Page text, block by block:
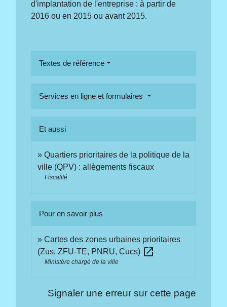
d'implantation de l'entreprise : à partir de
2016 ou en 2015 ou avant 2015.
Textes de référence
Services en ligne et formulaires
Et aussi
Quartiers prioritaires de la politique de la
ville (QPV) : allègements fiscaux
Fiscalité
Pour en savoir plus
Cartes des zones urbaines prioritaires
(Zus, ZFU-TE, PNRU, Cucs) open_in_new
Ministère chargé de la ville
Signaler une erreur sur cette page